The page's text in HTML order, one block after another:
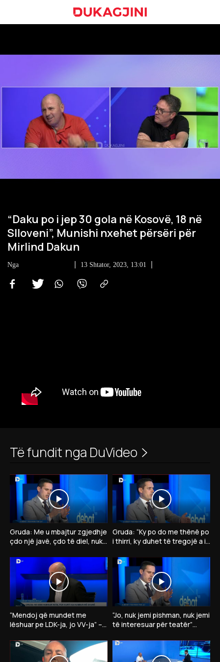
“Daku po i jep 30 gola në Kosovë, 18 në
Slloveni”, Munishi nxehet përsëri për
Mirlind Dakun
Nga 13 Shtator, 2023, 13:01
Të fundit nga DuVideo
Gruda: Me u mbajtur zgjedhje
çdo një javë, çdo të diel, nuk
së
Gruda: “Ky po do me thënë po
i thirri, ky duhet të tregojë a ia
“Mendoj që mundet me
lëshuar pe LDK-ja, jo VV-ja” –
insiston në president…”
“Jo, nuk jemi pishman, nuk jemi
të interesuar për teatër”
Kurtin nuk ka..